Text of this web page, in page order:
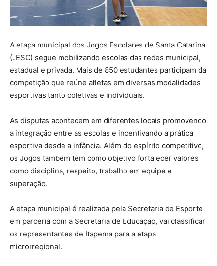
A etapa municipal dos Jogos Escolares de Santa Catarina
(JESC) segue mobilizando escolas das redes municipal,
estadual e privada. Mais de 850 estudantes participam da
competição que reúne atletas em diversas modalidades
esportivas tanto coletivas e individuais.
As disputas acontecem em diferentes locais promovendo
a integração entre as escolas e incentivando a prática
esportiva desde a infância. Além do espírito competitivo,
os Jogos também têm como objetivo fortalecer valores
como disciplina, respeito, trabalho em equipe e
superação.
A etapa municipal é realizada pela Secretaria de Esporte
em parceria com a Secretaria de Educação, vai classificar
os representantes de Itapema para a etapa
microrregional.